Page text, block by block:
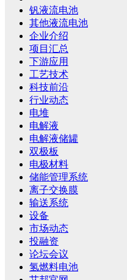
钒液流电池
其他液流电池
企业介绍
项目汇总
下游应用
工艺技术
科技前沿
行业动态
电堆
电解液
电解液储罐
双极板
电极材料
储能管理系统
离子交换膜
输送系统
设备
市场动态
投融资
论坛会议
氢燃料电池